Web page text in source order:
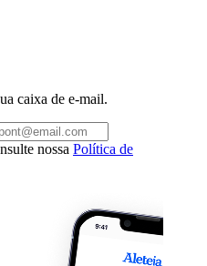
caixa de e-mail.
nossa Política de